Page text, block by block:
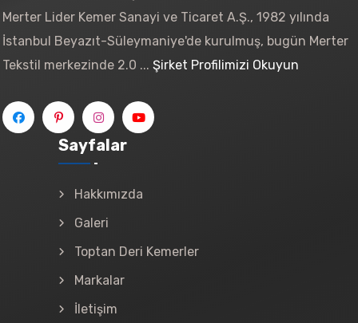
Merter Lider Kemer Sanayi ve Ticaret A.Ş., 1982 yılında
İstanbul Beyazıt-Süleymaniye'de kurulmuş, bugün Merter
Tekstil merkezinde 2.0 ... Şirket Profilimizi Okuyun
Sayfalar
Hakkımızda
Galeri
Toptan Deri Kemerler
Markalar
İletişim